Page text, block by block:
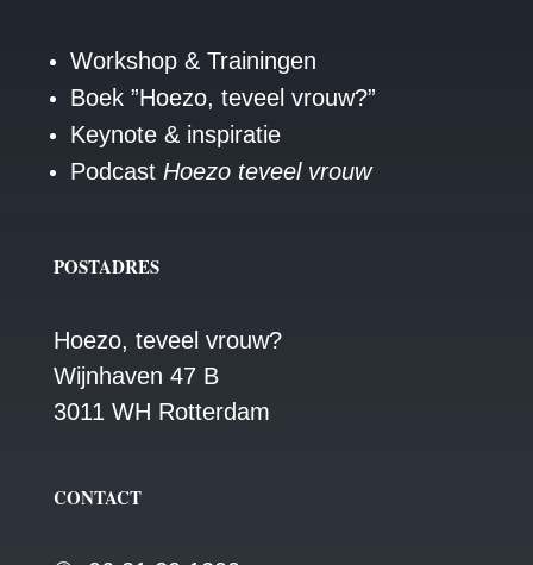
Workshop & Trainingen
Boek ”Hoezo, teveel vrouw?”
Keynote & inspiratie
Podcast Hoezo teveel vrouw
POSTADRES
Hoezo, teveel vrouw?
Wijnhaven 47 B
3011 WH Rotterdam
CONTACT